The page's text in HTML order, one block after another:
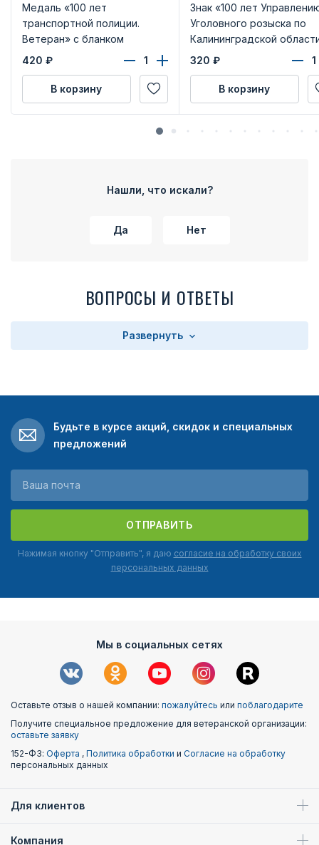
Медаль «100 лет
транспортной полиции.
Ветеран» с бланком
удостоверения
420 ₽
В корзину
Знак «100 лет
Уголовного розыска по
Калининградской
бланком удостоверения
320 ₽
В корзину
Нашли, что искали?
Да Нет
ВОПРОСЫ И ОТВЕТЫ
Развернуть
Будьте в курсе акций, скидок и специальных
предложений
ОТПРАВИТЬ
Нажимая кнопку "Отправить", я даю согласие на обработку своих
персональных данных
Мы в социальных сетях
Оставьте отзыв о нашей компании: пожалуйтесь или поблагодарите
Получите специальное предложение для ветеранской организации:
оставьте заявку
152-ФЗ: Оферта , Политика обработки и Согласие на обработку
персональных данных
Для клиентов
Компания